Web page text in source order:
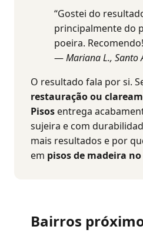
“Gostei do
principalmente do
poeira.
—Mariana L., Santo
O resultado fala por si.
restauração ou
Pisos entrega
sujeira e com
mais resultados e por
em pisos de madeira
Bairros